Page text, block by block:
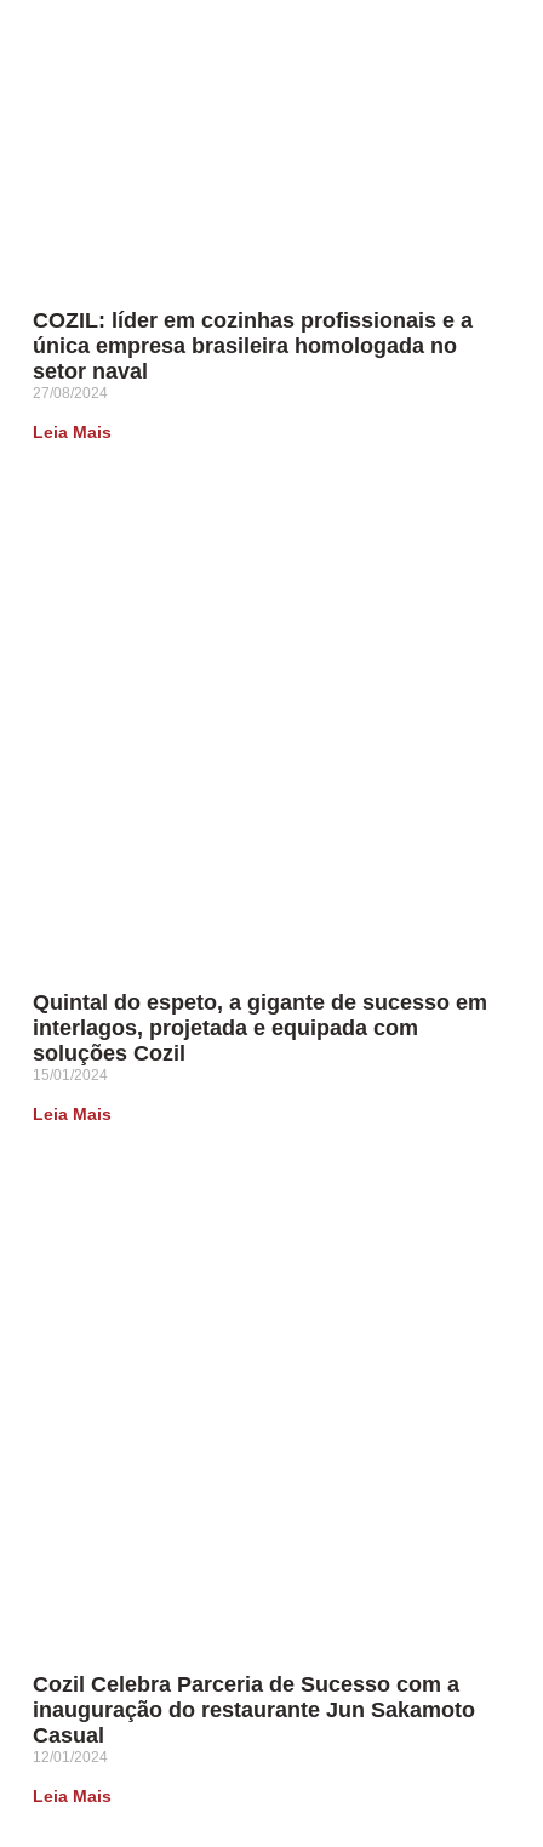
COZIL: líder em cozinhas profissionais e a
única empresa brasileira homologada no
setor naval
27/08/2024
Leia Mais
Quintal do espeto, a gigante de sucesso em
interlagos, projetada e equipada com
soluções Cozil
15/01/2024
Leia Mais
Cozil Celebra Parceria de Sucesso com a
inauguração do restaurante Jun Sakamoto
Casual
12/01/2024
Leia Mais